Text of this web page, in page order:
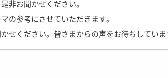
非お聞かせください。
の参考にさせていただきます。
せください。皆さまからの声をお待ちしていま